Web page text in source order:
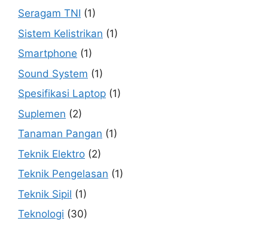
Seragam TNI (1)
Sistem Kelistrikan (1)
Smartphone (1)
Sound System (1)
Spesifikasi Laptop (1)
Suplemen (2)
Tanaman Pangan (1)
Teknik Elektro (2)
Teknik Pengelasan (1)
Teknik Sipil (1)
Teknologi (30)